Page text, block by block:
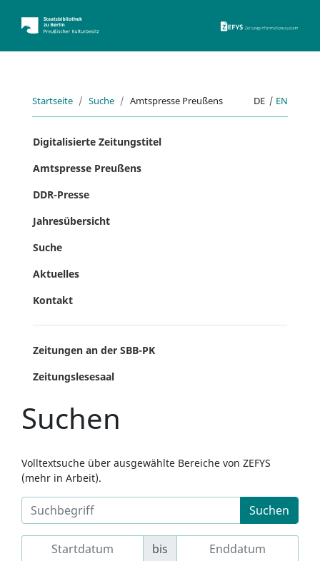
Startseite Suche Amtspresse Preußens DE | EN
Digitalisierte Zeitungstitel
Amtspresse Preußens
DDR-Presse
Jahresübersicht
Suche
Aktuelles
Kontakt
Zeitungen an der SBB-PK
Zeitungslesesaal
Suchen
Volltextsuche über ausgewählte Bereiche von ZEFYS
(mehr in Arbeit).
Suchen
bis